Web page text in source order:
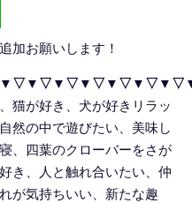
加お願いします！
猫が好き、犬が好きリラッ
然の中で遊びたい、美味し
、四葉のクローバーをさが
き、人と触れ合いたい、仲
が気持ちいい、新たな趣